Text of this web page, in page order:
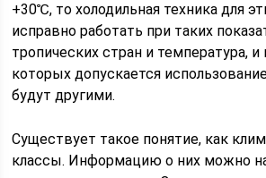
+30℃, то холодильная техника для
исправно работать при таких
тропических стран и температура,
которых допускается
будут другими.
Существует такое понятие, как
классы. Информацию о них можно